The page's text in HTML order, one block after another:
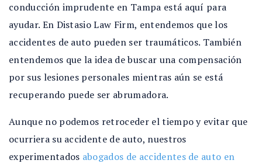
conducción imprudente en Tampa está aquí para
ayudar. En Distasio Law Firm, entendemos que los
accidentes de auto pueden ser traumáticos. También
entendemos que la idea de buscar una compensación
por sus lesiones personales mientras aún se está
recuperando puede ser abrumadora.
Aunque no podemos retroceder el tiempo y evitar que
ocurriera su accidente de auto, nuestros
experimentados abogados de accidentes de auto en